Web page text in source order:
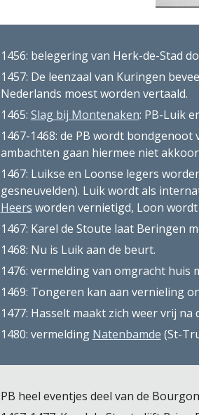
1456: belegering van Herk-de-Stad
1457: De leenzaal van Kuringen
Nederlands moest worden vertaald.
1465: Slag bij Montenaken: PB-Luik
1467-1468: de PB wordt
ambachten gaan hiermee niet
1467: Luikse en Loonse legers
gesneuvelden). Luik wordt als
Heers worden vernietigd, Loon
1467: Karel de Stoute laat Beringen
1468: Nu is Luik aan de beurt.
1476: vermelding van omgracht huis
1469: Tongeren kan aan vernieling
1477: Hasselt maakt zich weer vrij
1480: vermelding Natenbamde (St-
PB heel eventjes deel van de